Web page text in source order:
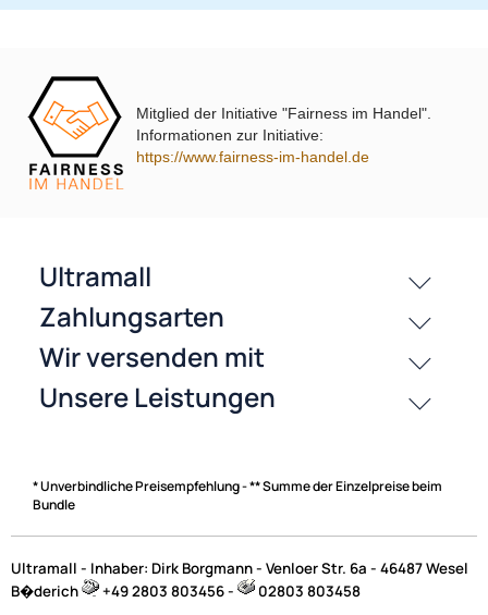
((0))
History
Zahlungsarten
Mitglied der Initiative "Fairness im Handel".
Informationen zur Initiative:
https://www.fairness-im-handel.de
* Unverbindliche Preisempfehlung - ** Summe der Einzelpreise beim
Bundle
Ultramall - Inhaber: Dirk Borgmann - Venloer Str. 6a - 46487 Wesel
B�derich
+49 2803 803456 - 02803 803458